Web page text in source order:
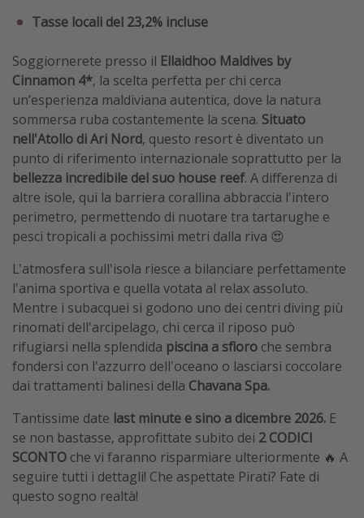
Tasse locali del 23,2% incluse
Soggiornerete presso il Ellaidhoo Maldives by
Cinnamon 4*, la scelta perfetta per chi cerca
un’esperienza maldiviana autentica, dove la natura
sommersa ruba costantemente la scena. Situato
nell'Atollo di Ari Nord, questo resort è diventato un
punto di riferimento internazionale soprattutto per la
bellezza incredibile del suo house reef. A differenza di
altre isole, qui la barriera corallina abbraccia l'intero
perimetro, permettendo di nuotare tra tartarughe e
pesci tropicali a pochissimi metri dalla riva 😍
L'atmosfera sull'isola riesce a bilanciare perfettamente
l'anima sportiva e quella votata al relax assoluto.
Mentre i subacquei si godono uno dei centri diving più
rinomati dell'arcipelago, chi cerca il riposo può
rifugiarsi nella splendida piscina a sfioro che sembra
fondersi con l'azzurro dell'oceano o lasciarsi coccolare
dai trattamenti balinesi della Chavana Spa.
Tantissime date last minute e sino a dicembre 2026. E
se non bastasse, approfittate subito dei 2 CODICI
SCONTO che vi faranno risparmiare ulteriormente 🔥 A
seguire tutti i dettagli! Che aspettate Pirati? Fate di
questo sogno realtà!